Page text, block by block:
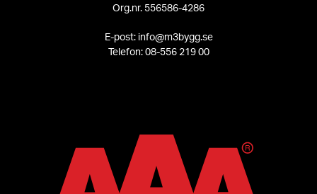
Org.nr. 556586-4286
E-post: info@m3bygg.se
Telefon: 08-556 219 00